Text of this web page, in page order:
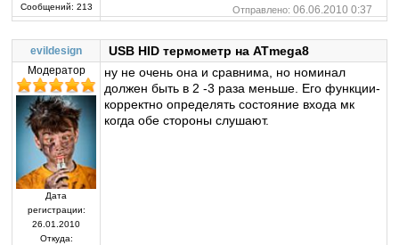
Сообщений: 213 Отправлено: 06.06.2010 0:37
evildesign USB HID термометр на ATmega8
Модератор
Дата
регистрации:
26.01.2010
Откуда:
ну не очень она и сравнима, но номинал
должен быть в 2 -3 раза меньше. Его функции-
корректно определять состояние входа мк
когда обе стороны слушают.